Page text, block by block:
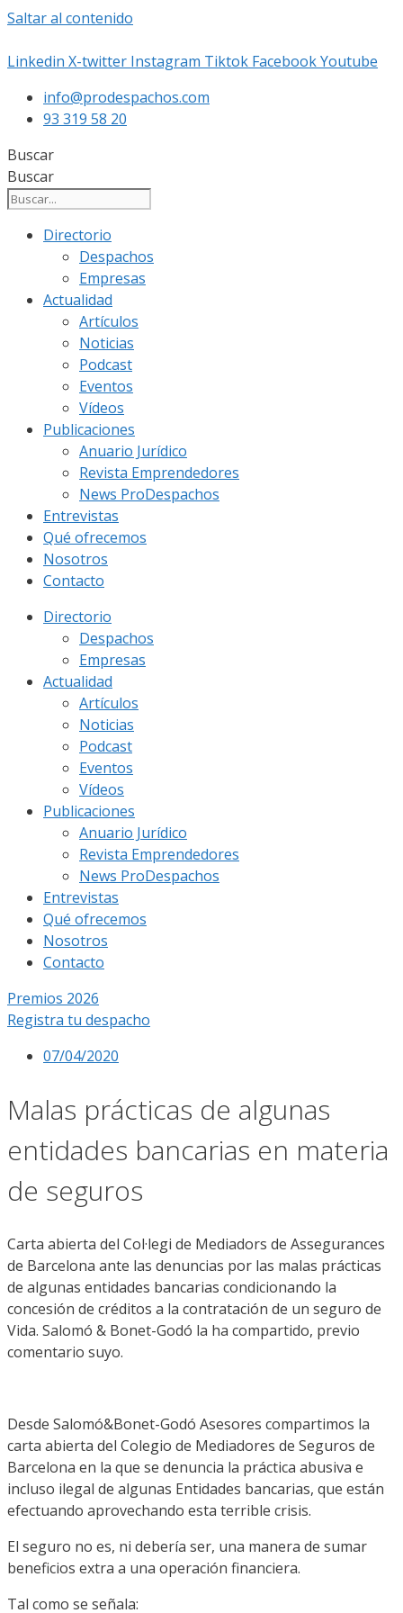
Saltar al contenido
Linkedin X-twitter Instagram Tiktok FacebookYoutube
info@prodespachos.com
93 319 58 20
Buscar
Buscar
Directorio
Despachos
Empresas
Actualidad
Artículos
Noticias
Podcast
Eventos
Vídeos
Publicaciones
Anuario Jurídico
Revista Emprendedores
News ProDespachos
Entrevistas
Qué ofrecemos
Nosotros
Contacto
Directorio
Despachos
Empresas
Actualidad
Artículos
Noticias
Podcast
Eventos
Vídeos
Publicaciones
Anuario Jurídico
Revista Emprendedores
News ProDespachos
Entrevistas
Qué ofrecemos
Nosotros
Contacto
Premios 2026
Registra tu despacho
07/04/2020
Malas prácticas de algunas
entidades bancarias en materia
de seguros
Carta abierta del Col·legi de Mediadors de Assegurances
de Barcelona ante las denuncias por las malas prácticas
de algunas entidades bancarias condicionando la
concesión de créditos a la contratación de un seguro de
Vida. Salomó & Bonet-Godó la ha compartido, previo
comentario suyo.
Desde Salomó&Bonet-Godó Asesores compartimos la
carta abierta del Colegio de Mediadores de Seguros de
Barcelona en la que se denuncia la práctica abusiva e
incluso ilegal de algunas Entidades bancarias, que están
efectuando aprovechando esta terrible crisis.
El seguro no es, ni debería ser, una manera de sumar
beneficios extra a una operación financiera.
Tal como se señala: